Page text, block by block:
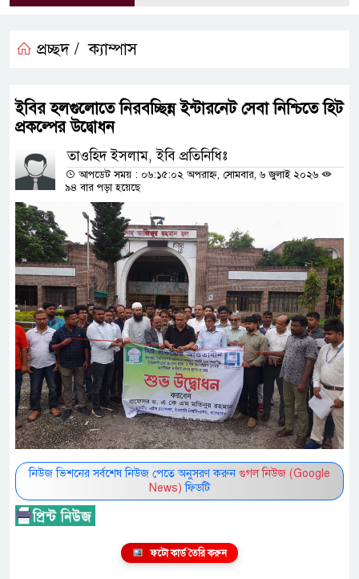
প্রচ্ছদ / ক্যাম্পাস
ইবির হলগুলোতে নিরবচ্ছিন্ন ইন্টারনেট সেবা নিশ্চিতে হিট
প্রকল্পের উদ্বোধন
তাওহিদ ইসলাম, ইবি প্রতিনিধিঃ
আপডেট সময় : ০৬:১৫:০২ অপরাহ্ন, সোমবার, ৬ জুলাই ২০২৬
৯৪ বার পড়া হয়েছে
নিউজ ভিশনের সর্বশেষ নিউজ পেতে অনুসরণ করুন গুগল নিউজ (Google
News) ফিডটি
ফটো কার্ড তৈরি করুন